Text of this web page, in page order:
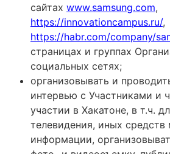
сайтах www.samsung.com,
https://innovationcampus.ru/,
https://habr.com/company/
страницах и группах
социальных сетях;
организовывать и
интервью с Участниками и
участии в Хакатоне, в т.ч.
телевидения, иных средств
информации,